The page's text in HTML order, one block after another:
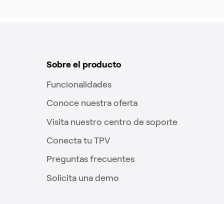
Sobre el producto
Funcionalidades
Conoce nuestra oferta
Visita nuestro centro de soporte
Conecta tu TPV
Preguntas frecuentes
Solicita una demo